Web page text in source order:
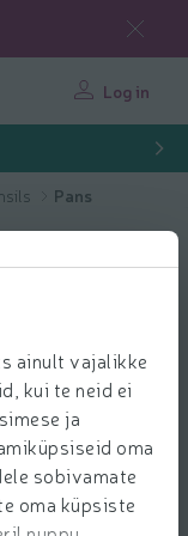
ainult vajalikke
kui te neid ei
ja
oma
sobivamate
oma küpsiste
Log in
Pans